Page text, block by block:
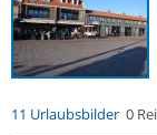
11 Urlaubsbilder 0